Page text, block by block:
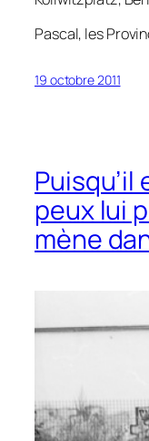
Pascal, les
19 octobre 2011
Puisqu’il
peux lui
mène